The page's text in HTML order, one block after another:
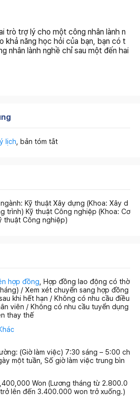
trò trợ lý cho một công nhân lành n
khả năng học hỏi của bạn, bạn có t
nhân lành nghề chỉ sau một đến hai
lịch , bản tóm tắt
Kỹ thuật Xây dựng (Khoa: Xây d
trình) Kỹ thuật Công nghiệp (Khoa: Cơ
thuật Công nghiệp)
hợp đồng , Hợp đồng lao động có thờ
/ Xem xét chuyển sang hợp đồng
khi hết hạn / Không có nhu cầu điều
viên / Không có nhu cầu tuyển dụng
thay thế
(Giờ làm việc) 7:30 sáng – 5:00 ch
một tuần, Số giờ làm việc trung bìn
Won (Lương tháng từ 2.800.0
lên đến 3.400.000 won trở xuống.)